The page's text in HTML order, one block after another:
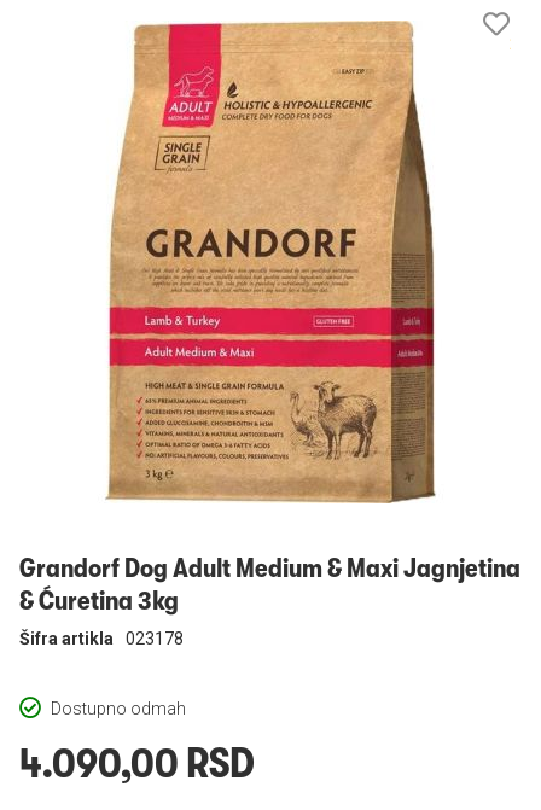
Akcija!
Grandorf Dog Adult Medium & Maxi Jagnjetina
& Ćuretina 3kg
Dostupno odmah
Šifra artikla 023178
4.090,00 RSD